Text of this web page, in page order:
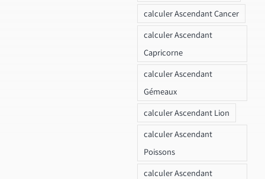
calculer Ascendant Cancer
calculer Ascendant
Capricorne
calculer Ascendant
Gémeaux
calculer Ascendant Lion
calculer Ascendant
Poissons
calculer Ascendant